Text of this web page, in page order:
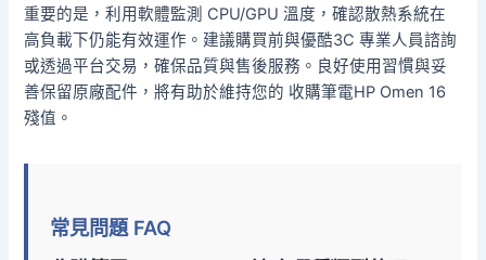
重要的是，利用軟體監測 CPU/GPU 溫度，確認散熱系統在
高負載下仍能有效運作。建議購買前與優酷3C 專業人員諮詢
或透過平台交易，確保品質與售後服務。良好使用習慣與妥
善保留原廠配件，將有助於維持您的 收購筆電HP Omen 16
殘值。
常見問題 FAQ